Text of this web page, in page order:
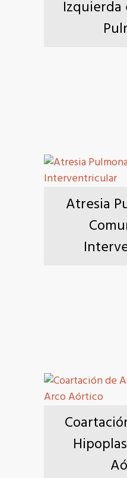
Atresia